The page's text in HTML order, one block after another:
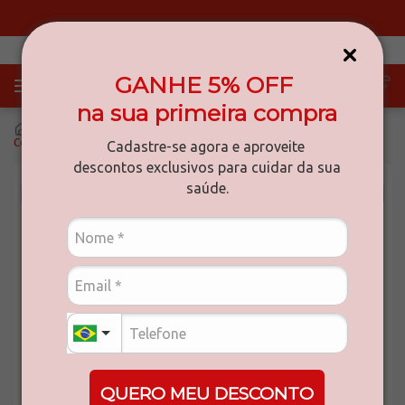
GANHE 5% OFF
na sua primeira compra
Cadastre-se agora e aproveite
descontos exclusivos para cuidar da sua
saúde.
QUERO MEU DESCONTO
Colágeno Tipo II Supervitan Ácido Hialurônico 60 Cápsulas
14%OFF
SUPERVITAN
Colágeno Tipo II Supervitan Ácido
Hialurônico 60 Cápsulas
Referência:29210
Colágeno Tipo II Supervitan